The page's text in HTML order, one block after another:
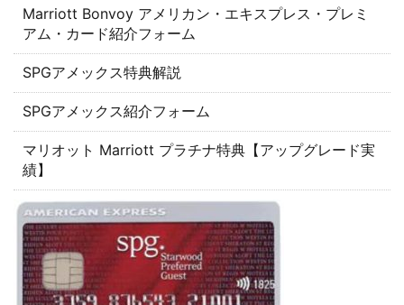
Marriott Bonvoy アメリカン・エキスプレス・プレミ
アム・カード紹介フォーム
SPGアメックス特典解説
SPGアメックス紹介フォーム
マリオット Marriott プラチナ特典【アップグレード実
績】